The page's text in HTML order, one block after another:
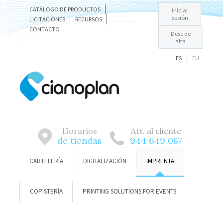
CATÁLOGO DE PRODUCTOS
LICITACIONES
RECURSOS
CONTACTO
iniciar
sesión
Dese de
alta
ES EU
Horarios
de tiendas
Att. al cliente
944 649 087
CARTELERÍA DIGITALIZACIÓN IMPRENTA
COPISTERÍA PRINTING SOLUTIONS FOR EVENTS